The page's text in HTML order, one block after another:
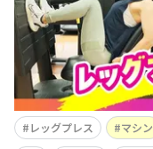
レッグプレス マシン